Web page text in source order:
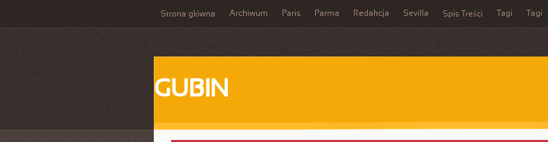
Strona główna Archiwum Paris Parma Redakcja Sevilla Spis Treści Tagi Tagi
GUBIN